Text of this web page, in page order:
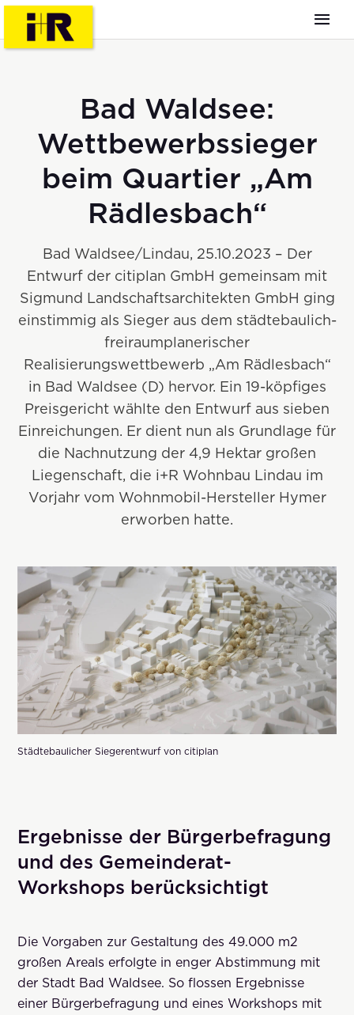
Bad Waldsee:
Wettbewerbssieger
beim Quartier „Am
Rädlesbach“
Bad Waldsee/Lindau, 25.10.2023 – Der
Entwurf der citiplan GmbH gemeinsam mit
Sigmund Landschaftsarchitekten GmbH ging
einstimmig als Sieger aus dem städtebaulich-
freiraumplanerischer
Realisierungswettbewerb „Am Rädlesbach“
in Bad Waldsee (D) hervor. Ein 19-köpfiges
Preisgericht wählte den Entwurf aus sieben
Einreichungen. Er dient nun als Grundlage für
die Nachnutzung der 4,9 Hektar großen
Liegenschaft, die i+R Wohnbau Lindau im
Vorjahr vom Wohnmobil-Hersteller Hymer
erworben hatte.
Städtebaulicher Siegerentwurf von citiplan
Ergebnisse der Bürgerbefragung
und des Gemeinderat-
Workshops berücksichtigt
Die Vorgaben zur Gestaltung des 49.000 m2
großen Areals erfolgte in enger Abstimmung mit
der Stadt Bad Waldsee. So flossen Ergebnisse
einer Bürgerbefragung und eines Workshops mit